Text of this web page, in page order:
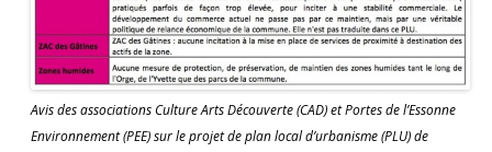
Avis des associations Culture Arts Découverte (CAD) et Portes de l’Essonne
Environnement (PEE) sur le projet de plan local d’urbanisme (PLU) de